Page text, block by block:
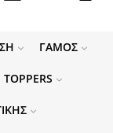
ΓΆΜΟΣ
TOPPERS